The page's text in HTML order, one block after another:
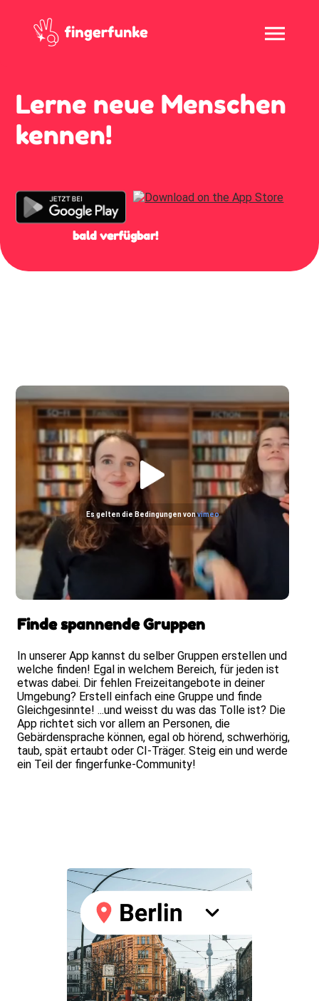
Lerne neue Menschen
kennen!
bald verfügbar!
Es gelten die Bedingungen vonvimeo
Finde spannende Gruppen
In unserer App kannst du selber Gruppen erstellen und
welche finden! Egal in welchem Bereich, für jeden ist
etwas dabei. Dir fehlen Freizeitangebote in deiner
Umgebung? Erstell einfach eine Gruppe und finde
Gleichgesinnte! ...und weisst du was das Tolle ist? Die
App richtet sich vor allem an Personen, die
Gebärdensprache können, egal ob hörend, schwerhörig,
taub, spät ertaubt oder CI-Träger. Steig ein und werde
ein Teil der fingerfunke-Community!